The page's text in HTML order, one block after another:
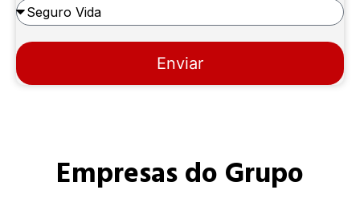
Enviar
Empresas do Grupo